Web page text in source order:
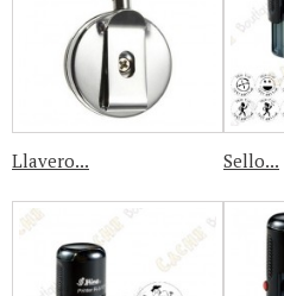
Llavero... Sello...